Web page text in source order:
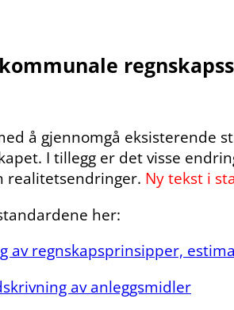
å gjennomgå
I tillegg er det visse
realitetsendringer. Ny tekst i
her:
av regnskapsprinsipper,
av anleggsmidler